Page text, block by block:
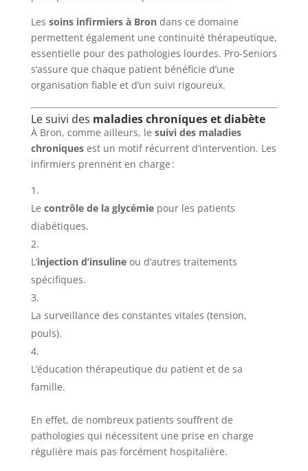
Les soins infirmiers à Brondans ce domaine
permettent également une continuité thérapeutique,
essentielle pour des pathologies lourdes. Pro-Seniors
s’assure que chaque patient bénéficie d’une
organisation fiable et d’un suivi rigoureux.
Le suivi des maladies chroniques et diabète
À Bron, comme ailleurs, le suivi des maladies
chroniquesest un motif récurrent d’intervention. Les
infirmiers prennent en charge :
Le contrôle de la glycémiepour les patients
diabétiques.
L’injection d’insulineou d’autres traitements
spécifiques.
La surveillance des constantes vitales (tension,
pouls).
L’éducation thérapeutique du patient et de sa
famille.
En effet, de nombreux patients souffrent de
pathologies qui nécessitent une prise en charge
régulière mais pas forcément hospitalière.